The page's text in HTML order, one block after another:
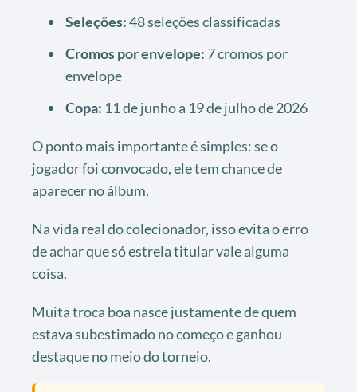
Seleções:48 seleções classificadas
Cromos por envelope: 7 cromos por
envelope
Copa: 11 de junho a 19 de julho de 2026
O ponto mais importante é simples: se o
jogador foi convocado, ele tem chance de
aparecer no álbum.
Na vida real do colecionador, isso evita o erro
de achar que só estrela titular vale alguma
coisa.
Muita troca boa nasce justamente de quem
estava subestimado no começo e ganhou
destaque no meio do torneio.